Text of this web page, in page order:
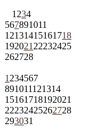
1 234
567891011
12131415161718
192021 22232425
262728
1 234567
891011121314
15161718192021
22232425262728
293031